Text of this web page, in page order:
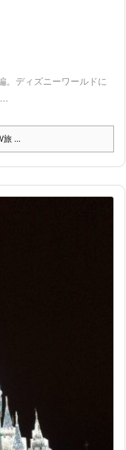
。ディズニーワールドに
旅 ...